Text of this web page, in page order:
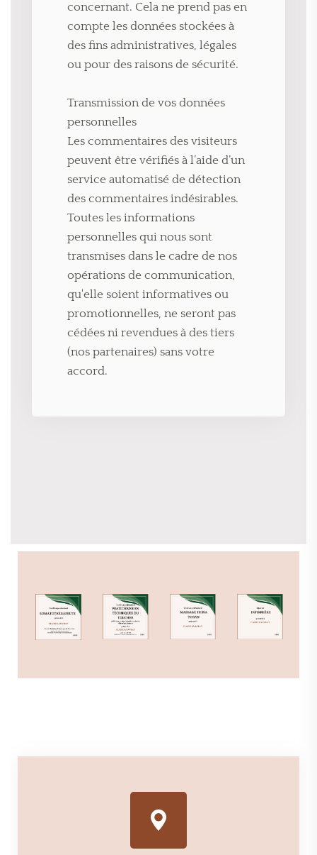
concernant. Cela ne prend pas en
compte les données stockées à
des fins administratives, légales
ou pour des raisons de sécurité.
Transmission de vos données
personnelles
Les commentaires des visiteurs
peuvent être vérifiés à l’aide d’un
service automatisé de détection
des commentaires indésirables.
Toutes les informations
personnelles qui nous sont
transmises dans le cadre de nos
opérations de communication,
qu'elle soient informatives ou
promotionnelles, ne seront pas
cédées ni revendues à des tiers
(nos partenaires) sans votre
accord.